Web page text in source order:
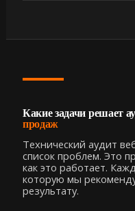
Какие задачи решает
продаж
Технический аудит
список проблем. Это
как это работает.
которую мы
результату.